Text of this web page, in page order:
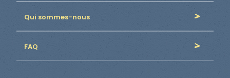
Qui sommes-nous
FAQ